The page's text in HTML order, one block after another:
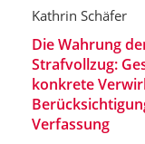
Kathrin Schäfer
Die Wahrung
Strafvollzug:
konkrete
Verfassung